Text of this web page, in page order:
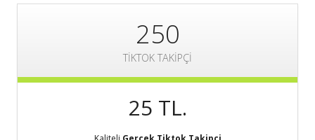
250
TİKTOK TAKİPÇİ
25 TL.